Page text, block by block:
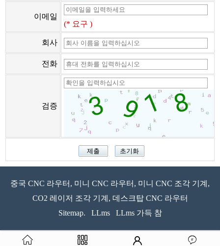
이메일
(* 요구 )
회사
전화
검증
중국 CNC 라우터, 미니 CNC 라우터, 미니 CNC 조각 기계,
CO2 레이저 조각 기계, 데스크탑 CNC 라우터
Sitemap.
LLms LLms 가득 참